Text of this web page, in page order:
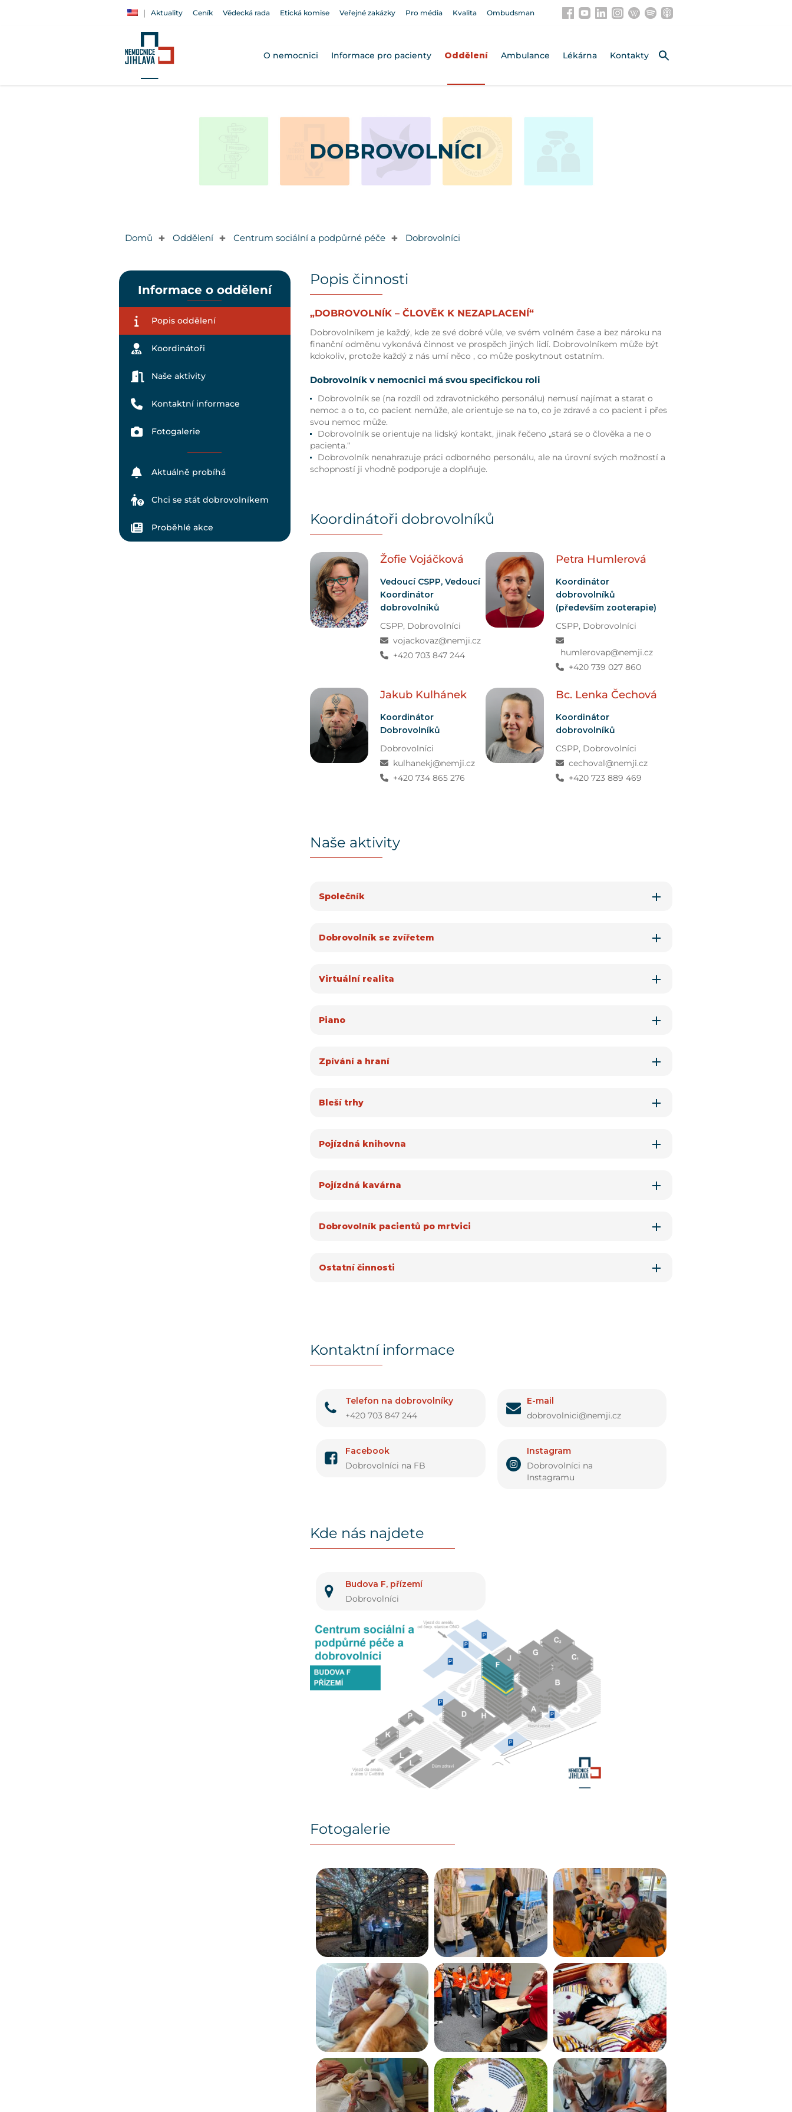
Aktuality Ceník Vědecká rada Etická komise Veřejné zakázky Pro média Kvalita Ombudsman
O nemocnici Informace pro pacienty Oddělení Ambulance Lékárna Kontakty
DOBROVOLNÍCI
Domů ✚ Oddělení ✚ Centrum sociální a podpůrné péče ✚ Dobrovolníci
Informace o oddělení
Popis oddělení
Koordinátoři
Naše aktivity
Kontaktní informace
Fotogalerie
Aktuálně probíhá
Chci se stát dobrovolníkem
Proběhlé akce
Popis činnosti
„DOBROVOLNÍK – ČLOVĚK K NEZAPLACENÍ“
Dobrovolníkem je každý, kde ze své dobré vůle, ve svém volném čase a bez nároku na
finanční odměnu vykonává činnost ve prospěch jiných lidí. Dobrovolníkem může být
kdokoliv, protože každý z nás umí něco , co může poskytnout ostatním.
Dobrovolník v nemocnici má svou specifickou roli
Dobrovolník se (na rozdíl od zdravotnického personálu) nemusí najímat a starat o
nemoc a o to, co pacient nemůže, ale orientuje se na to, co je zdravé a co pacient i přes
svou nemoc může.
Dobrovolník se orientuje na lidský kontakt, jinak řečeno „stará se o člověka a ne o
pacienta.“
Dobrovolník nenahrazuje práci odborného personálu, ale na úrovní svých možností a
schopností ji vhodně podporuje a doplňuje.
Koordinátoři dobrovolníků
Žofie Vojáčková
Vedoucí CSPP, Vedoucí
Koordinátor
dobrovolníků
CSPP, Dobrovolníci
vojackovaz@nemji.cz
+420 703 847 244
Petra Humlerová
Koordinátor
dobrovolníků
(především zooterapie)
CSPP, Dobrovolníci
humlerovap@nemji.cz
+420 739 027 860
Jakub Kulhánek
Koordinátor
Dobrovolníků
Dobrovolníci
kulhanekj@nemji.cz
+420 734 865 276
Bc. Lenka Čechová
Koordinátor
dobrovolníků
CSPP, Dobrovolníci
cechoval@nemji.cz
+420 723 889 469
Naše aktivity
Společník
Dobrovolník se zvířetem
Virtuální realita
Piano
Zpívání a hraní
Bleší trhy
Pojízdná knihovna
Pojízdná kavárna
Dobrovolník pacientů po mrtvici
Ostatní činnosti
Kontaktní informace
Telefon na dobrovolníky
+420 703 847 244
E-mail
dobrovolnici@nemji.cz
Facebook
Dobrovolníci na FB
Instagram
Dobrovolníci na
Instagramu
Kde nás najdete
Budova F, přízemí
Dobrovolníci
Fotogalerie